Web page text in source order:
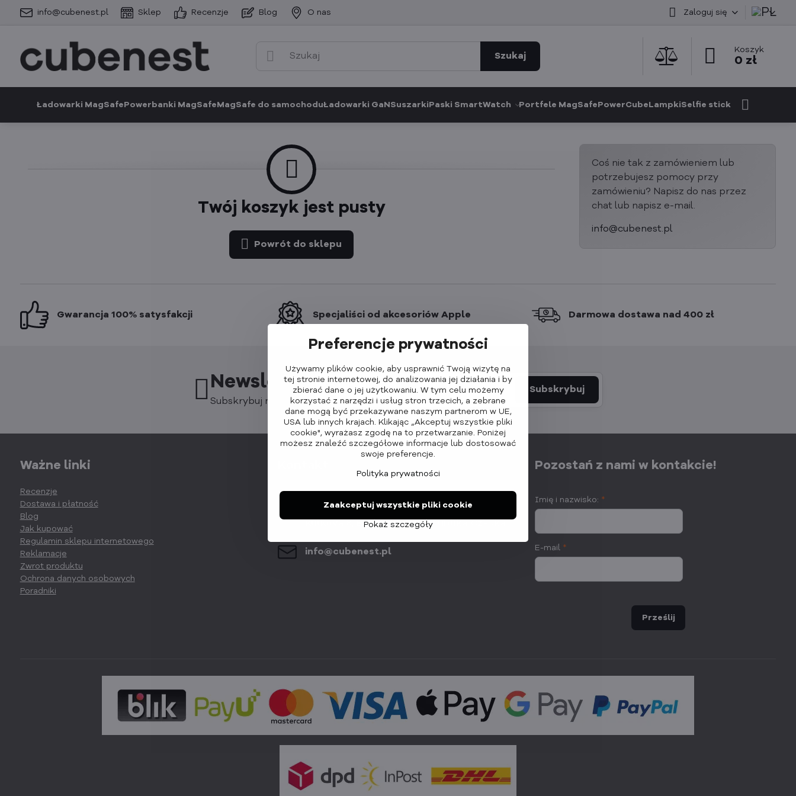
info@cubenest.pl Sklep Recenzje Blog O nas Zaloguj się
Szukaj
Koszyk
0 zł
Ładowarki MagSafe Powerbanki MagSafe MagSafe do samochoduŁadowarki GaN Suszarki Paski SmartWatch Portfele MagSafe PowerCube LampkiSelfie stick
Twój koszyk jest pusty
Powrót do sklepu
Coś nie tak z zamówieniem lub
potrzebujesz pomocy przy
zamówieniu? Napisz do nas przez
chat lub napisz e-mail.
info@cubenest.pl
Gwarancja 100% satysfakcji Specjaliści od akcesoriów Apple Darmowa dostawa nad 400 zł
Newsletter
Subskrybuj nowości:
Subskrybuj
Ważne linki
Recenzje
Dostawa i płatność
Blog
Jak kupować
Regulamin sklepu internetowego
Reklamacje
Zwrot produktu
Ochrona danych osobowych
Poradniki
Kulkova 8, Brno 615 00, Republika Czeska
info​@cubenest​.pl
Pozostań z nami w kontakcie!
Imię i nazwisko: *
E-mail *
Prześlij
Preferencje prywatności
Używamy plików cookie, aby usprawnić Twoją wizytę na
tej stronie internetowej, do analizowania jej działania i by
zbierać dane o jej użytkowaniu. W tym celu możemy
korzystać z narzędzi i usług stron trzecich, a zebrane
dane mogą być przekazywane naszym partnerom w UE,
USA lub innych krajach. Klikając „Akceptuj wszystkie pliki
cookie", wyrażasz zgodę na to przetwarzanie. Poniżej
możesz znaleźć szczegółowe informacje lub dostosować
swoje preferencje.
Polityka prywatności
Pokaż szczegóły
Zaakceptuj wszystkie pliki cookie